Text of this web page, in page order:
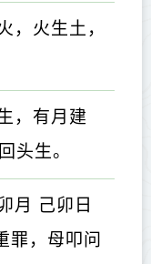
，火生土，
，有月建
头生。
月 己卯日
罪，母叩问